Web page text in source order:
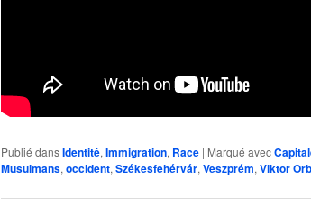
Publié dansIdentité, Immigration, Race | Marqué avec
Musulmans, occident, Székesfehérvár, Veszprém, Viktor